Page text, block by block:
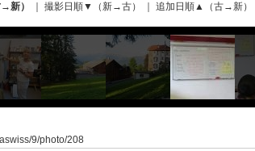
新）
撮影日順▼（新→古） 追加日順▲（古→新）
9/photo/208